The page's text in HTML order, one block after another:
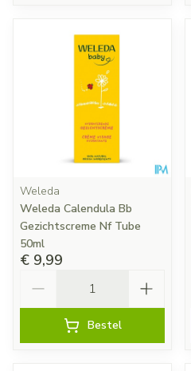
Weleda
Weleda Calendula Bb
Gezichtscreme Nf Tube
50ml
€ 9,99
Bestel